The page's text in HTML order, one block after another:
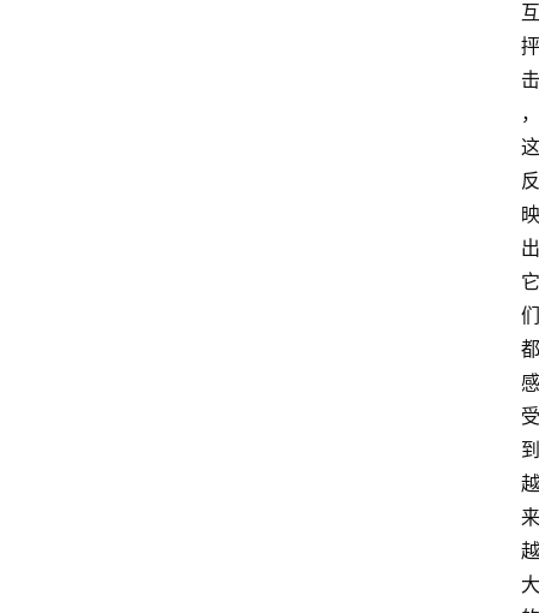
互
抨
击
，
这
反
映
出
它
们
都
感
受
到
越
来
越
大